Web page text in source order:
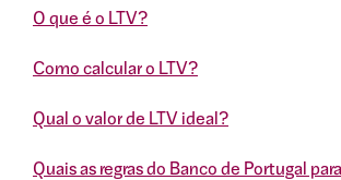
O que é o LTV?
Como calcular o LTV?
Qual o valor de LTV ideal?
Quais as regras do Banco de Portugal